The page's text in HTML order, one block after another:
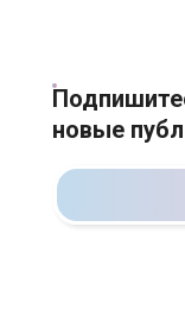
новые